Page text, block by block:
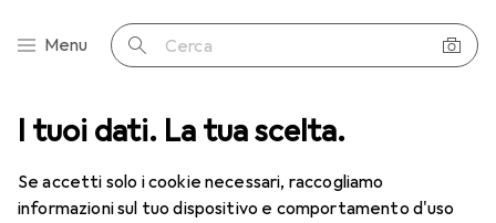
I tuoi dati. La tua scelta.
Se accetti solo i cookie necessari, raccogliamo
informazioni sul tuo dispositivo e comportamento d'uso
Categoria Navigazione
Menu Cerca
per ufficio Ordinare + Catalogare
Album fotografico